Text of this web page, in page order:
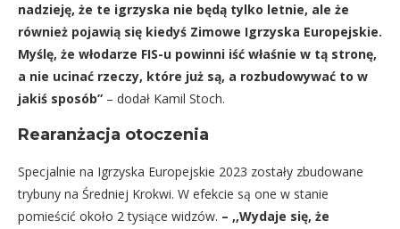
nadzieję, że te igrzyska nie będą tylko letnie, ale że
również pojawią się kiedyś Zimowe Igrzyska Europejskie.
Myślę, że włodarze FIS-u powinni iść właśnie w tą stronę,
a nie ucinać rzeczy, które już są, a rozbudowywać to w
jakiś sposób” – dodał Kamil Stoch.
Rearanżacja otoczenia
Specjalnie na Igrzyska Europejskie 2023 zostały zbudowane
trybuny na Średniej Krokwi. W efekcie są one w stanie
pomieścić około 2 tysiące widzów. – ,,Wydaje się, że